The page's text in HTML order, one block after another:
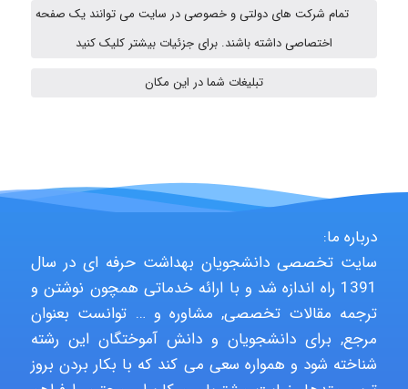
fatima
Niloofar
تمام شرکت های دولتی و خصوصی در سایت می توانند یک صفحه
اختصاصی داشته باشند. برای جزئیات بیشتر کلیک کنید
تبلیغات شما در این مکان
درباره ما:
سایت تخصصی دانشجویان بهداشت حرفه ای در سال
1391 راه اندازه شد و با ارائه خدماتی همچون نوشتن و
ترجمه مقالات تخصصی, مشاوره و … توانست بعنوان
مرجع, برای دانشجویان و دانش آموختگان این رشته
شناخته شود و همواره سعی می کند که با بکار بردن بروز